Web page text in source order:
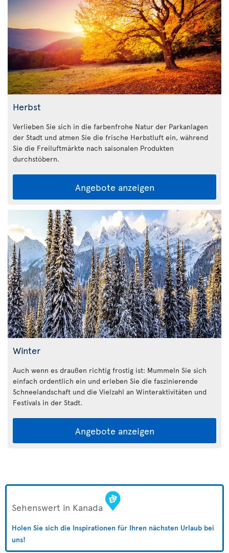
Herbst
Verlieben Sie sich in die farbenfrohe Natur der Parkanlagen
der Stadt und atmen Sie die frische Herbstluft ein, während
Sie die Freiluftmärkte nach saisonalen Produkten
durchstöbern.
Angebote anzeigen
Winter
Auch wenn es draußen richtig frostig ist: Mummeln Sie sich
einfach ordentlich ein und erleben Sie die faszinierende
Schneelandschaft und die Vielzahl an Winteraktivitäten und
Festivals in der Stadt.
Angebote anzeigen
Sehenswert in Kanada
Holen Sie sich die Inspirationen für Ihren nächsten Urlaub bei
uns!